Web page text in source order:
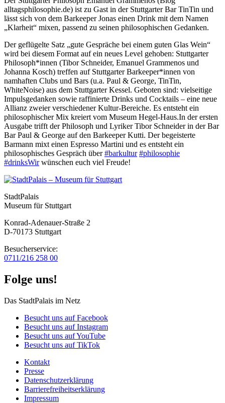
alltagsphilosophie.de) ist zu Gast in der Stuttgarter Bar TinTin und
lässt sich von dem Barkeeper Jonas einen Drink mit dem Namen
„Klarheit“ mixen, passend zu seinen philosophischen Gedanken.
Der geflügelte Satz „gute Gespräche bei einem guten Glas Wein“
wird bei diesem Format auf ein neues Level gehoben: Stuttgarter
Philosoph*innen (Tibor Schneider, Emanuel Grammenos und
Johanna Kosch) treffen auf Stuttgarter Barkeeper*innen von
namhaften Clubs und Bars (u.a. Paul & George, TinTin,
WhiteNoise) aus dem Stuttgarter Kessel. Geboten sind: vielseitige
Impulsgedanken sowie raffinierte Drinks und Cocktails – eine neue
Allianz zweier verschiedener Kultur-Bereiche. Es entsteht ein
philosophischer Mix kreiert vom Museum Hegel-Haus.In der ersten
Ausgabe trifft der Philosoph und Lyriker Tibor Schneider in der Bar
Bar Paul & George auf den Barkeeper Kutti. Der begeisterte
Barmann mixt einen Espresso Martini und es entsteht ein
philosophisches Gespräch über#barkultur #philosophie
#drinksWirwünschen euch viel Freude!
StadtPalais
Museum für Stuttgart
Konrad-Adenauer-Straße 2
D-70173 Stuttgart
Besucherservice:
0711/216 258 00
Folge uns!
Das StadtPalais im Netz
Besucht uns auf Facebook
Besucht uns auf Instagram
Besucht uns auf YouTube
Besucht uns auf TikTok
Kontakt
Presse
Datenschutz­erklärung
Barrierefreiheitserklärung
Impressum